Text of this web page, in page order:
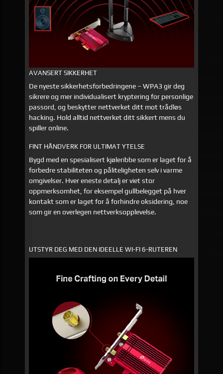
AVANSERT SIKKERHET
De nyeste sikkerhetsforbedringene – WPA3 gir deg
sikrere og mer individualisert kryptering for personlige
passord, og beskytter nettverket ditt mot trådløs
hacking. Hold alltid nettverket ditt sikkert mens du
spiller online.
FINT HÅNDVERK FOR ULTIMAT YTELSE
Bygd med en spesialisert kjøleribbe som er laget for å
forbedre stabiliteten og påliteligheten selv i varme
omgivelser. Hver eneste detalj er viet stor
oppmerksomhet, for eksempel gullbelegget på hver
kontakt som er laget for å forhindre oksidering, noe
som gir en overlegen nettverksopplevelse.
UTSTYR DEG MED DEN IDEELLE WI-FI 6-RUTEREN